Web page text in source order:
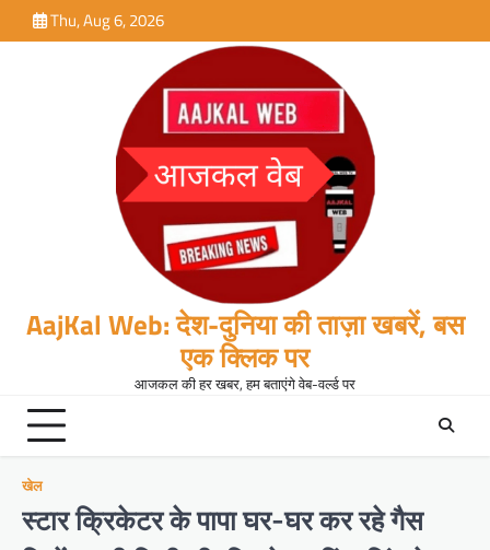
to
Thu, Aug 6, 2026
AajKal Web: देश-दुनिया की ताज़ा खबरें, बस
एक क्लिक पर
आजकल की हर खबर, हम बताएंगे वेब-वर्ल्ड पर
खेल
स्टार क्रिकेटर के पापा घर-घर कर रहे गैस